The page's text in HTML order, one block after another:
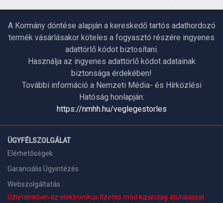
A Kormány döntése alapján a kereskedő tartós adathordozó
termék vásárlásakor köteles a fogyasztó részére ingyenes
adattörlő kódot biztosítani.
Használja az ingyenes adattörlő kódot adatainak
biztonsága érdekében!
További információ a Nemzeti Média- és Hírközlési
Hatóság honlapján:
https://nmhh.hu/veglegestorles
ÜGYFÉLSZOLGÁLAT
Elérhetőségek
Garanciális Ügyintézés
Webszolgáltatás
Üzleteinkben az elektronikus fizetés mód kizárólag átutalással